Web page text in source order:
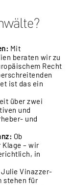
Mit
beraten wir zu
Recht
ist das ein
über zwei
und
und
Ob
Klage – wir
in
Julie Vinazzer-
stehen für